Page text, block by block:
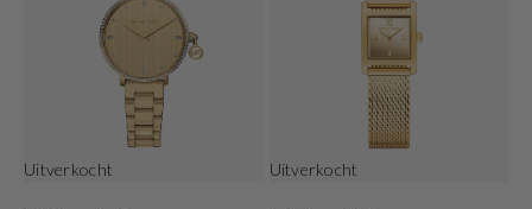
Uitverkocht Uitverkocht